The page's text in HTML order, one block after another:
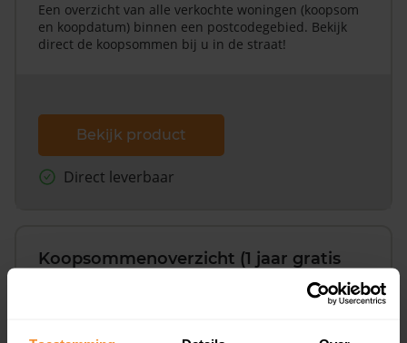
Een overzicht van alle verkochte woningen (koopsom
en koopdatum) binnen een postcodegebied. Bekijk
direct de koopsommen bij u in de straat!
Bekijk product
Direct leverbaar
Koopsommenoverzicht (1 jaar gratis